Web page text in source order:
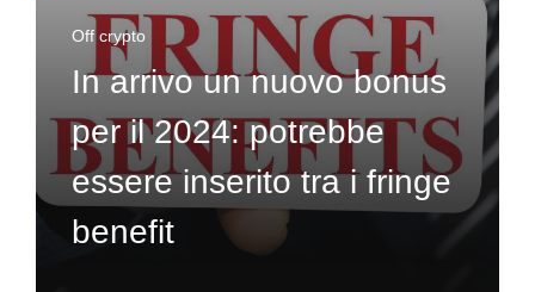
Off crypto
In arrivo un nuovo bonus
per il 2024: potrebbe
essere inserito tra i fringe
benefit